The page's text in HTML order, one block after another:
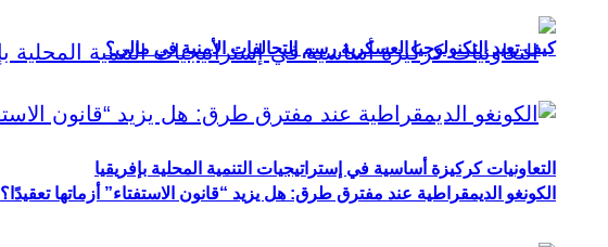
التعاونيات كركيزة أساسية في إستراتيجيات التنمية المحلية بإفريقيا
كيف تعيد التكنولوجيا العسكرية رسم التحالفات الأمنية في مالي؟
الكونغو الديمقراطية عند مفترق طرق: هل يزيد “قانون الاستفتاء” أزماتها تعقيدًا؟